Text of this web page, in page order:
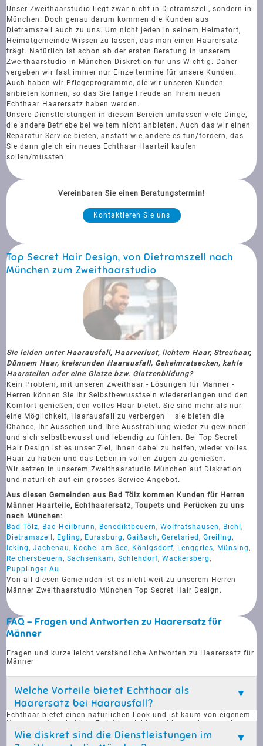
Unser Zweithaarstudio liegt zwar nicht in Dietramszell, sondern in
München. Doch genau darum kommen die Kunden aus
Dietramszell auch zu uns. Um nicht jeden in seinem Heimatort,
Heimatgemeinde Wissen zu lassen, das man einen Haarersatz
trägt. Natürlich ist schon ab der ersten Beratung in unserem
Zweithaarstudio in München Diskretion für uns Wichtig. Daher
vergeben wir fast immer nur Einzeltermine für unsere Kunden.
Auch haben wir Pflegeprogramme, die wir unseren Kunden
anbieten können, so das Sie lange Freude an Ihrem neuen
Echthaar Haarersatz haben werden.
Unsere Dienstleistungen in diesem Bereich umfassen viele Dinge,
die andere Betriebe bei weitem nicht anbieten. Auch das wir einen
Reparatur Service bieten, anstatt wie andere es tun/fordern, das
Sie dann gleich ein neues Echthaar Haarteil kaufen
sollen/müssten.
Vereinbaren Sie einen Beratungstermin!
Kontaktieren Sie uns
Top Secret Hair Design, von Dietramszell nach
München zum Zweithaarstudio
Sie leiden unter Haarausfall, Haarverlust, lichtem Haar, Streuhaar,
Dünnem Haar, kreisrunden Haarausfall, Geheimratsecken, kahle
Haarstellen oder eine Glatze bzw. Glatzenbildung?
Kein Problem, mit unseren Zweithaar - Lösungen für Männer -
Herren können Sie Ihr Selbstbewusstsein wiedererlangen und den
Komfort genießen, den volles Haar bietet. Sie sind mehr als nur
eine Möglichkeit, Haarausfall zu verbergen – sie bieten die
Chance, Ihr Aussehen und Ihre Ausstrahlung wieder zu gewinnen
und sich selbstbewusst und lebendig zu fühlen. Bei Top Secret
Hair Design ist es unser Ziel, Ihnen dabei zu helfen, wieder volles
Haar zu haben und das Leben in vollen Zügen zu genießen.
Wir setzen in unserem Zweithaarstudio München auf Diskretion
und natürlich auf ein grosses Service Angebot.
Aus diesen Gemeinden aus Bad Tölz kommen Kunden für Herren
Männer Haarteile, Echthaarersatz, Toupets und Perücken zu uns
nach München:
Bad Tölz, Bad Heilbrunn, Benediktbeuern,Wolfratshausen, Bichl,
Dietramszell, Egling, Eurasburg,Gaißach,Geretsried,Greiling,
Icking,Jachenau, Kochel am See, Königsdorf, Lenggries, Münsing,
Reichersbeuern,Sachsenkam,Schlehdorf,Wackersberg,
Pupplinger Au .
Von all diesen Gemeinden ist es nicht weit zu unserem Herren
Männer Zweithaarstudio München Top Secret Hair Design.
FAQ - Fragen und Antworten zu Haarersatz für
Männer
Fragen und kurze leicht verständliche Antworten zu Haarersatz für
Männer
Welche Vorteile bietet Echthaar als
Haarersatz bei Haarausfall?
Echthaar bietet einen natürlichen Look und ist kaum von eigenem
Haar zu unterscheiden. Es ist langlebig und kann wie normales
Haar gestylt werden. Zudem sind Echthaarteile widerstandsfähig
gegen alltägliche Aktivitäten wie Schwimmen oder Sport. Sie
Wie diskret sind die Dienstleistungen im